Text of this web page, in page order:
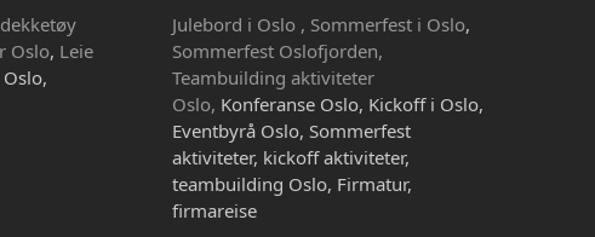
Oslo, Leie
Julebord i Oslo , Sommerfest i Oslo,
Sommerfest Oslofjorden,
Teambuilding aktiviteter
Oslo, Konferanse Oslo, Kickoff i Oslo,
Eventbyrå Oslo, Sommerfest
aktiviteter, kickoff aktiviteter,
teambuilding Oslo, Firmatur,
firmareise